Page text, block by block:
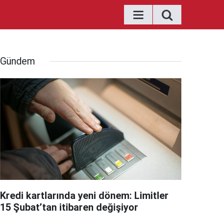
Gündem
Kredi kartlarında yeni dönem: Limitler
15 Şubat’tan itibaren değişiyor